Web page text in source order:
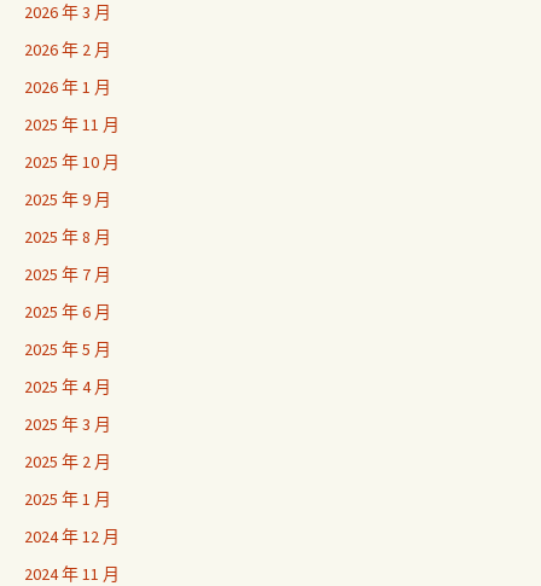
2026 年 3 月
2026 年 2 月
2026 年 1 月
2025 年 11 月
2025 年 10 月
2025 年 9 月
2025 年 8 月
2025 年 7 月
2025 年 6 月
2025 年 5 月
2025 年 4 月
2025 年 3 月
2025 年 2 月
2025 年 1 月
2024 年 12 月
2024 年 11 月